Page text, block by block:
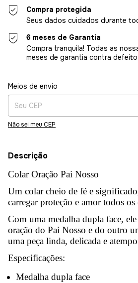
Compra protegida
Seus dados cuidados durante
6 meses de Garantia
Compra tranquila! Todas as
meses de garantia contra
Entregas para o CEP:
Meios de envio
Não sei meu CEP
Descrição
Colar Oração Pai Nosso
Um colar cheio de fé e
carregar proteção e amor todos os
Com uma medalha dupla face,
oração do Pai Nosso e do outro
uma peça linda, delicada e
Especificações:
Medalha dupla face